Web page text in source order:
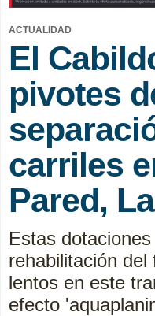
ACTUALIDAD
El
pivotes
carriles
Pared,
Estas
rehabilitación
lentos en este
efecto